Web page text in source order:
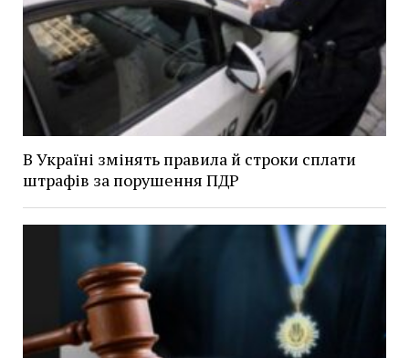
В Україні змінять правила й строки сплати
штрафів за порушення ПДР